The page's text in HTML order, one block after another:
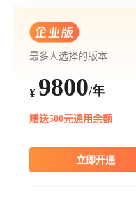
最多人选择的版本
¥ 9800/年
赠送500元通用余额
立即开通